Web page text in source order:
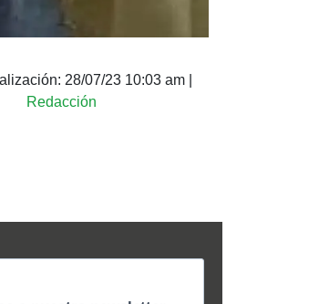
28/07/23 10:03 am
Redacción